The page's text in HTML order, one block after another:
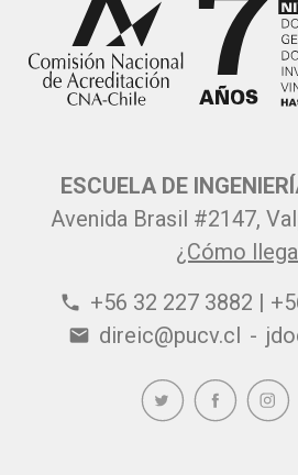
ESCUELA DE
Avenida Brasil #2147,
¿Cómo
phone +56 32 227 3882 |
email direic@pucv.cl -